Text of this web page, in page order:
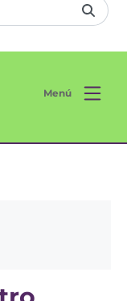
Menú